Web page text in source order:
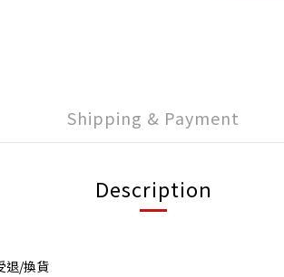
Shipping & Payment
Description
退/換貨